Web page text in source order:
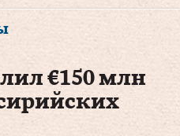
€150 млн